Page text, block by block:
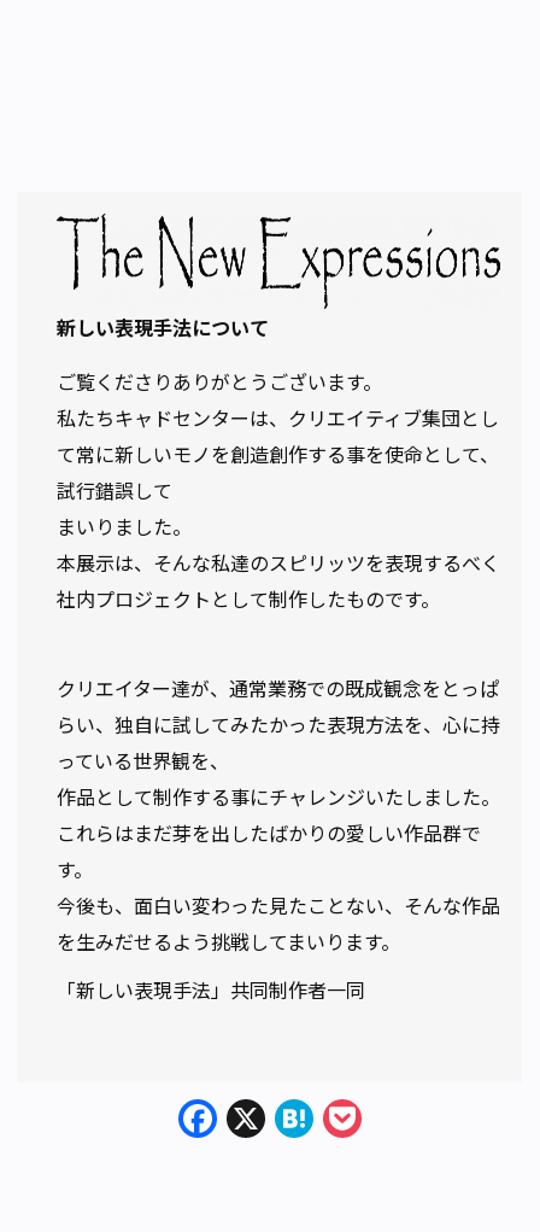
新しい表現手法について
ご覧くださりありがとうございます。
私たちキャドセンターは、クリエイティブ集団とし
て常に新しいモノを創造創作する事を使命として、
試行錯誤して
まいりました。
本展示は、そんな私達のスピリッツを表現するべく
社内プロジェクトとして制作したものです。
クリエイター達が、通常業務での既成観念をとっぱ
らい、独自に試してみたかった表現方法を、心に持
っている世界観を、
作品として制作する事にチャレンジいたしました。
これらはまだ芽を出したばかりの愛しい作品群で
す。
今後も、面白い変わった見たことない、そんな作品
を生みだせるよう挑戦してまいります。
「新しい表現手法」共同制作者一同
Facebook
X Hatena